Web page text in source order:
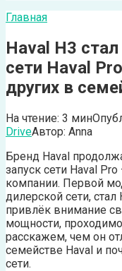
Главная
Haval H3
сети Haval
других в
На чтение: 3 мин
DriveАвтор: Anna
Бренд Haval
запуск сети Haval
компании. Первой
дилерской сети, стал
привлёк внимание
мощности,
расскажем, чем он
семействе Haval и
сети.